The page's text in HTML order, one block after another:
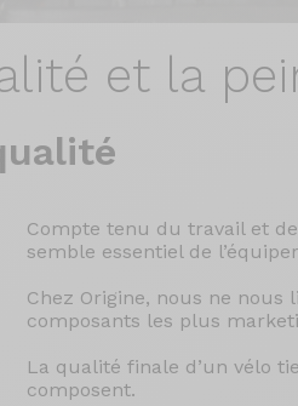
et la
Compte tenu du travail et
semble essentiel de
Chez Origine, nous ne
composants les plus
La qualité finale d’un vélo
composent.